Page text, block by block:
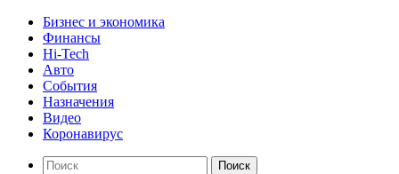
Бизнес и экономика
Финансы
Hi-Tech
Авто
События
Назначения
Видео
Коронавирус
Поиск